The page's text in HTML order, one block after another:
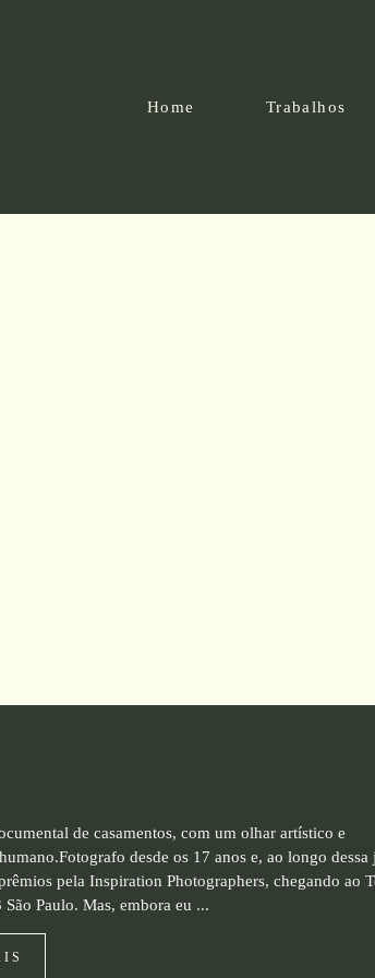
Home Trabalhos
de casamentos, com um olhar artístico e
desde os 17 anos e, ao longo dessa
pela Inspiration Photographers, chegando ao
Paulo. Mas, embora eu ...